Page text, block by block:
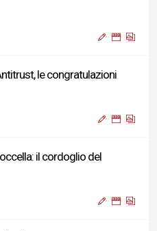
le congratulazioni
il cordoglio del